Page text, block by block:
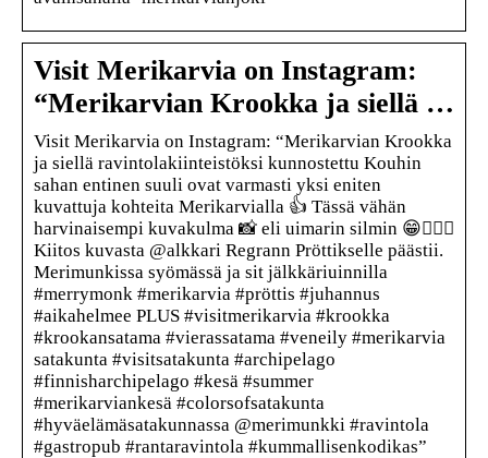
Visit Merikarvia on Instagram:
“Merikarvian Krookka ja siellä …
Visit Merikarvia on Instagram: “Merikarvian Krookka
ja siellä ravintolakiinteistöksi kunnostettu Kouhin
sahan entinen suuli ovat varmasti yksi eniten
kuvattuja kohteita Merikarvialla 👍 Tässä vähän
harvinaisempi kuvakulma 📸 eli uimarin silmin 😁🏊🏻‍♂️
Kiitos kuvasta @alkkari Regrann Pröttikselle päästii.
Merimunkissa syömässä ja sit jälkkäriuinnilla
#merrymonk #merikarvia #pröttis #juhannus
#aikahelmee PLUS #visitmerikarvia #krookka
#krookansatama #vierassatama #veneily #merikarvia
satakunta #visitsatakunta #archipelago
#finnisharchipelago #kesä #summer
#merikarviankesä #colorsofsatakunta
#hyväelämäsatakunnassa @merimunkki #ravintola
#gastropub #rantaravintola #kummallisenkodikas”